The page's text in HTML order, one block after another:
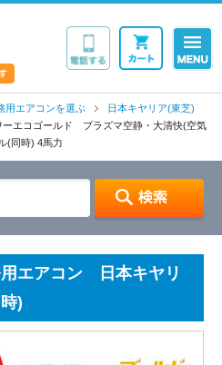
用エアコンを選ぶ
日本キヤリア(東芝)
エコゴールド プラズマ空静・大清快(空気
(同時) 4馬力
エアコン 日本キヤリ
)